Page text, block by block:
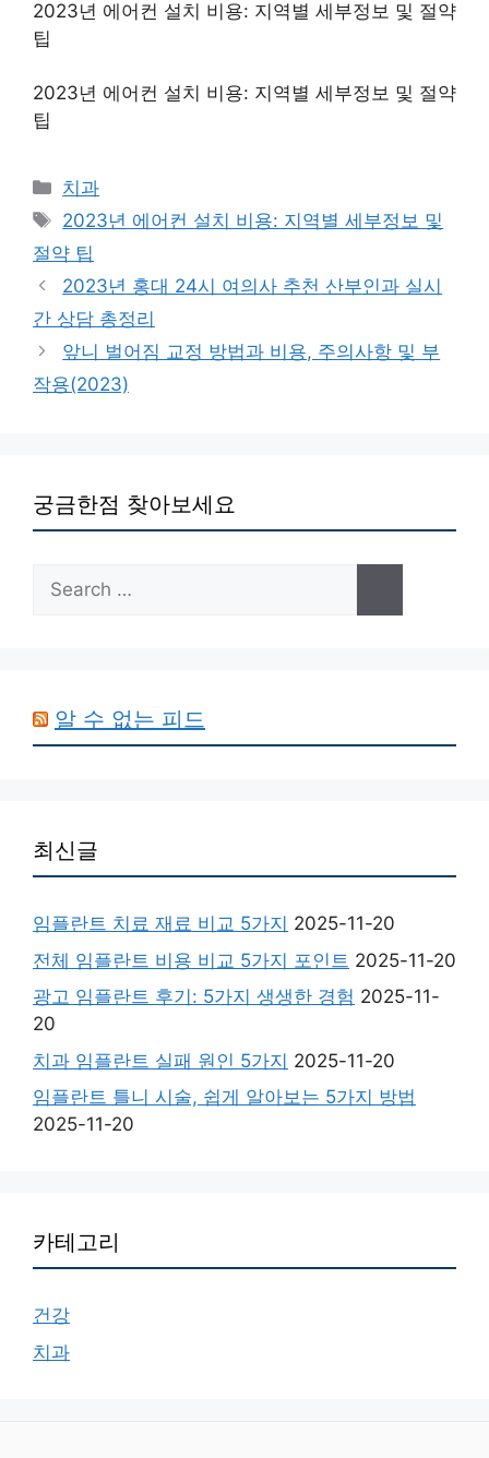
2023년 에어컨 설치 비용: 지역별 세부정보 및 절약
팁
2023년 에어컨 설치 비용: 지역별 세부정보 및 절약
팁
Categories
치과
Tags
2023년 에어컨 설치 비용: 지역별 세부정보 및
절약 팁
2023년 홍대 24시 여의사 추천 산부인과 실시
간 상담 총정리
앞니 벌어짐 교정 방법과 비용, 주의사항 및 부
작용(2023)
궁금한점 찾아보세요
Search
for:
알 수 없는 피드
최신글
임플란트 치료 재료 비교 5가지 2025-11-20
전체 임플란트 비용 비교 5가지 포인트 2025-11-20
광고 임플란트 후기: 5가지 생생한 경험 2025-11-
20
치과 임플란트 실패 원인 5가지 2025-11-20
임플란트 틀니 시술, 쉽게 알아보는 5가지 방법
2025-11-20
카테고리
건강
치과